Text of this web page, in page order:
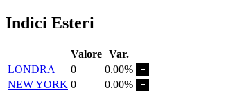
Indici Esteri
Valore Var.
LONDRA
0
0.00%
NEW YORK 0
0.00%